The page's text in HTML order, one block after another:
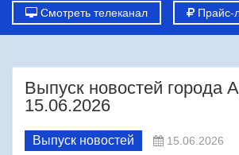
Смотреть телеканал Прайс-
Выпуск новостей города
15.06.2026
Выпуск новостей 15.06.2026